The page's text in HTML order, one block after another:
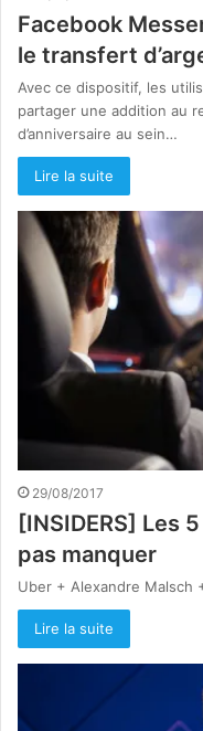
Facebook
le transfert
Avec ce dispositif, les
partager une addition au
d’anniversaire au sein…
Lire la suite
29/08/2017
[INSIDERS] Les
pas manquer
Uber + Alexandre Malsch
Lire la suite